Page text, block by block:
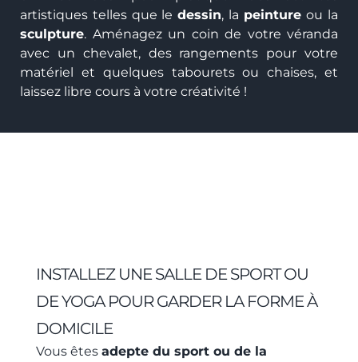
artistiques telles que le dessin, la peintureou la
sculpture. Aménagez un coin de votre véranda
avec un chevalet, des rangements pour votre
matériel et quelques tabourets ou chaises, et
laissez libre cours à votre créativité !
INSTALLEZ UNE SALLE DE SPORT OU
DE YOGA POUR GARDER LA FORME À
DOMICILE
Vous êtes adepte du sport ou de la